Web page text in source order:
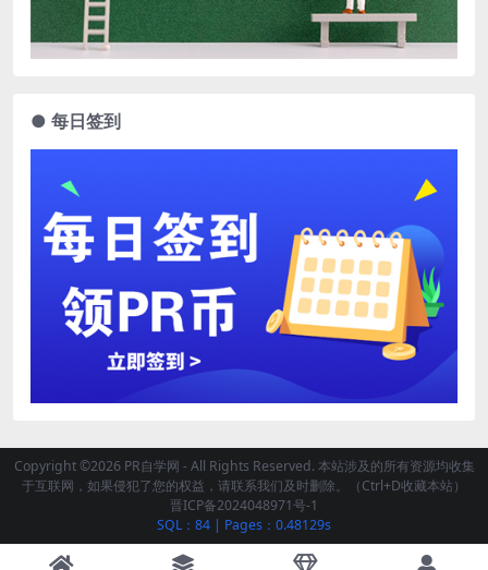
● 每日签到
Copyright ©2026 PR自学网 - All Rights Reserved. 本站涉及的所有资源均收集
于互联网，如果侵犯了您的权益，请联系我们及时删除。（Ctrl+D收藏本站）
晋ICP备2024048971号-1
SQL：84 | Pages：0.48129s